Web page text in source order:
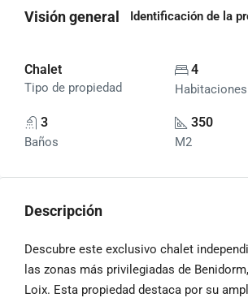
Visión general Identificación de la
Chalet
Tipo de propiedad
4
Habitaciones
3
Baños
350
M2
Descripción
Descubre este exclusivo chalet
las zonas más privilegiadas de
Loix. Esta propiedad destaca por su